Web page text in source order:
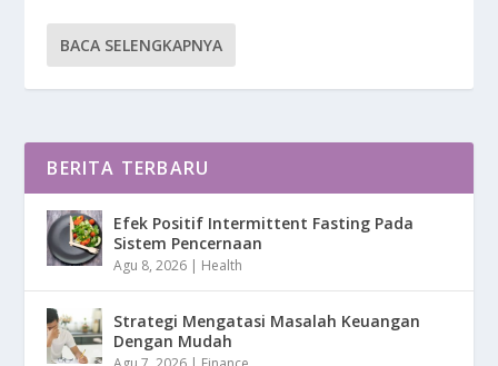
BACA SELENGKAPNYA
BERITA TERBARU
Efek Positif Intermittent Fasting Pada
Sistem Pencernaan
Agu 8, 2026 | Health
Strategi Mengatasi Masalah Keuangan
Dengan Mudah